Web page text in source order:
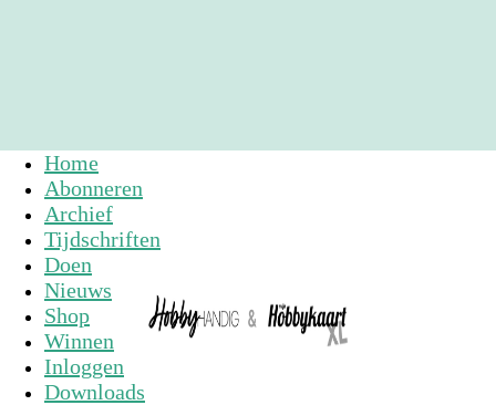
Home
Abonneren
Archief
Tijdschriften
Doen
Nieuws
Shop
Winnen
Inloggen
Downloads